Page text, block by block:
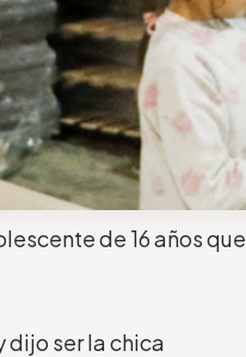
de 16 años que
dijo ser la chica